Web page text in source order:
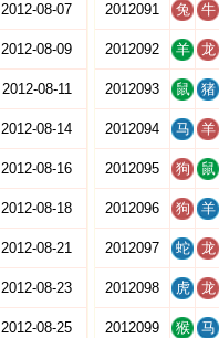
2012-08-07
2012-08-09
2012-08-11
2012-08-14
2012-08-16
2012-08-18
2012-08-21
2012-08-23
2012-08-25
2012091 兔 牛
2012092 羊 龙
2012093 鼠 猪
2012094 马 羊
2012095 狗 鼠
2012096 狗 羊
2012097 蛇 龙
2012098 虎 龙
2012099 猴 马